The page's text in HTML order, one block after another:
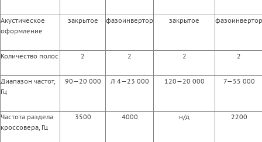
Акустическое
оформление
закрытое фазоинвертор закрытое фазоинвертор
Количество полос 2 2 2 2
Диапазон частот,
Гц
90—20 000 Л 4—23 000 120—20 000 7—55 000
Частота раздела
кроссовера, Гц
3500 4000 н/д 2200